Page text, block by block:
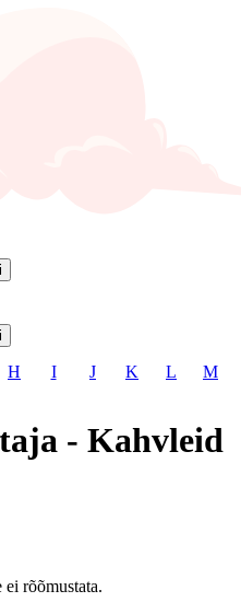
H I J K L M
- Kahvleid
rõõmustata.